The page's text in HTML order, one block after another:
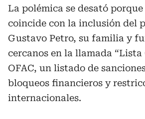
La polémica se desató
coincide con la inclusión del
Gustavo Petro, su familia y
cercanos en la llamada
OFAC, un listado de
bloqueos financieros y
internacionales.